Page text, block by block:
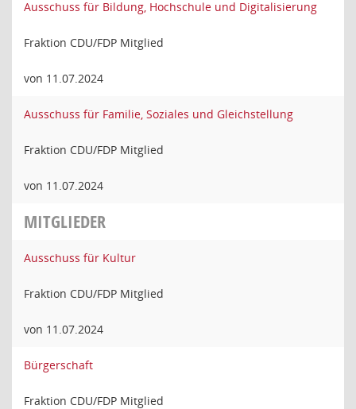
Ausschuss für Bildung, Hochschule und Digitalisierung
Fraktion CDU/FDP Mitglied
von 11.07.2024
Ausschuss für Familie, Soziales und Gleichstellung
Fraktion CDU/FDP Mitglied
von 11.07.2024
MITGLIEDER
Ausschuss für Kultur
Fraktion CDU/FDP Mitglied
von 11.07.2024
Bürgerschaft
Fraktion CDU/FDP Mitglied